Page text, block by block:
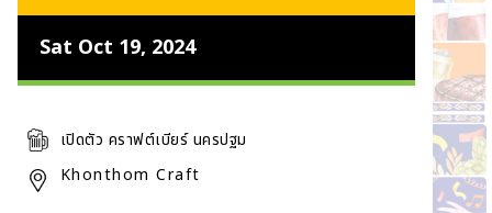
Sat Oct 19, 2024
เปิดตัว คราฟต์เบียร์ นครปฐม
Khonthom Craft